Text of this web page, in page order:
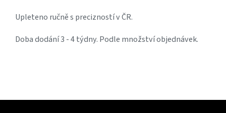
Upleteno ručně s precizností v ČR.
Doba dodání 3 - 4 týdny. Podle množství objednávek.